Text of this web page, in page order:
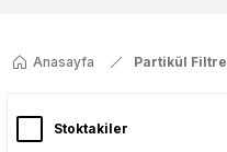
Anasayfa Partikül Filtre
Stoktakiler